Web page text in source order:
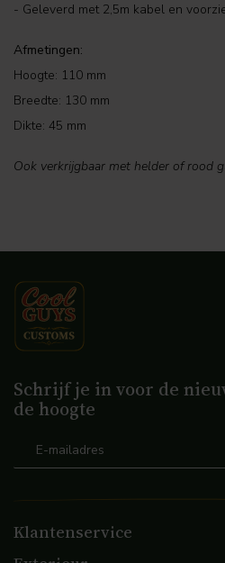
- Geleverd met 2,5m kabel en
Afmetingen:
Hoogte: 110 mm
Breedte: 130 mm
Dikte: 45 mm
Ook verkrijgbaar met helder of rood
Schrijf je in voor de
de hoogte
Klantenservice